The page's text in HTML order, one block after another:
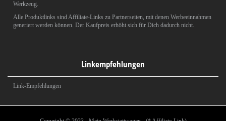
Werkzeug.
Alle Produktlinks sind Affiliate-Links zu Partnerseiten, mit denen Werbeeinnahmen
generiert werden können. Der Kaufpreis erhöht sich für Dich dadurch nicht.
Linkempfehlungen
Link-Empfehlungen